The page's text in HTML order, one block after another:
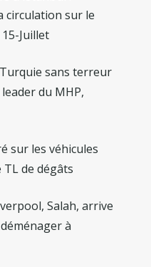
circulation sur le
Juillet
sans terreur
du MHP,
sur les véhicules
TL de dégâts
Salah, arrive
à